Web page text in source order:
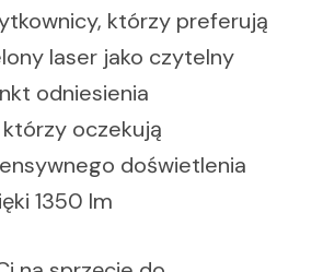
którzy preferują
laser jako czytelny
odniesienia
którzy oczekują
doświetlenia
1350 lm